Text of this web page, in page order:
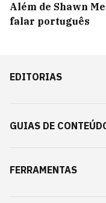
Além de Shawn
falar português
EDITORIAS
GUIAS DE
FERRAMENTAS